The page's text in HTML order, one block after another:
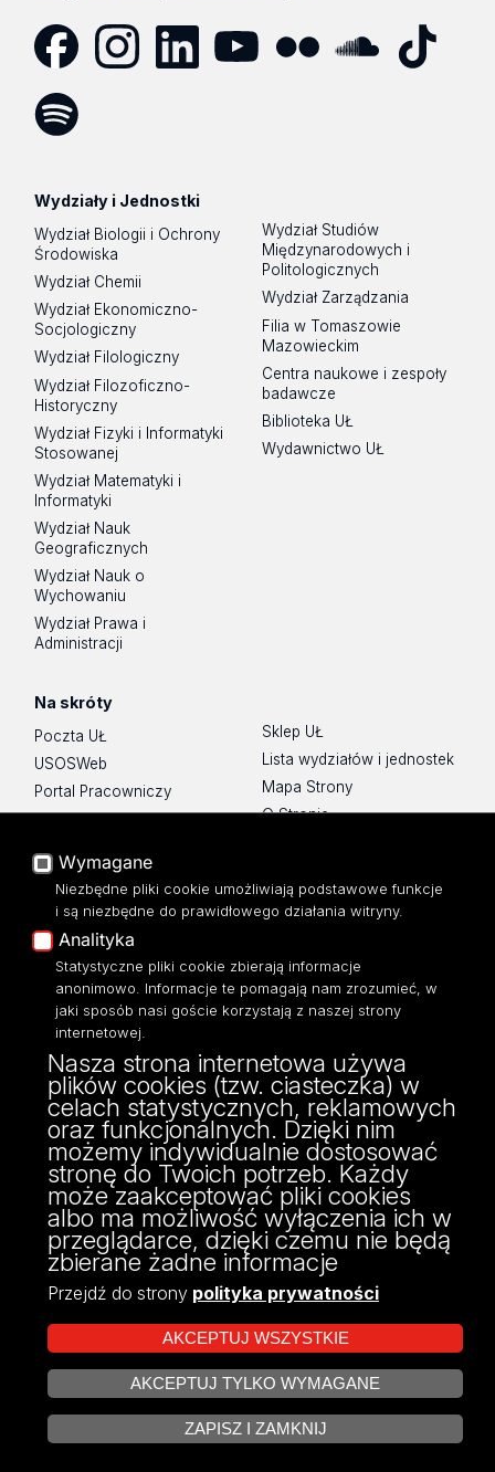
Wydziały i Jednostki
Wydział Biologii i Ochrony
Środowiska
Wydział Chemii
Wydział Ekonomiczno-
Socjologiczny
Wydział Filologiczny
Wydział Filozoficzno-
Historyczny
Wydział Fizyki i Informatyki
Stosowanej
Wydział Matematyki i
Informatyki
Wydział Nauk
Geograficznych
Wydział Nauk o
Wychowaniu
Wydział Prawa i
Administracji
Wydział Studiów
Międzynarodowych i
Politologicznych
Wydział Zarządzania
Filia w Tomaszowie
Mazowieckim
Centra naukowe i zespoły
badawcze
Biblioteka UŁ
Wydawnictwo UŁ
Na skróty
Poczta UŁ
USOSWeb
Portal Pracowniczy
Baza Aktów Własnych
Moodle
Eksperci UŁ
Polityka Prywatności
Dostępność
Sklep UŁ
Lista wydziałów i jednostek
Mapa Strony
O Stronie
ul. Narutowicza 68, 90-136 Łódź
NIP: 724 000 32 43
Adres do doręczeń elektronicznych (ADE):
AE:PL-74796-17640-IHHIV-17
KONTAKT
Projekt Multiportalu UŁ współfinansowany z funduszy Unii Europejskiej w
ramach konkursu NCBR
Wymagane
Niezbędne pliki cookie umożliwiają podstawowe funkcje
i są niezbędne do prawidłowego działania witryny.
Analityka
Statystyczne pliki cookie zbierają informacje
anonimowo. Informacje te pomagają nam zrozumieć, w
jaki sposób nasi goście korzystają z naszej strony
internetowej.
Nasza strona internetowa używa
plików cookies (tzw. ciasteczka) w
celach statystycznych, reklamowych
oraz funkcjonalnych. Dzięki nim
możemy indywidualnie dostosować
stronę do Twoich potrzeb. Każdy
może zaakceptować pliki cookies
albo ma możliwość wyłączenia ich w
przeglądarce, dzięki czemu nie będą
zbierane żadne informacje
Przejdź do strony polityka prywatności
AKCEPTUJ WSZYSTKIE
AKCEPTUJ TYLKO WYMAGANE
ZAPISZ I ZAMKNIJ
ZARZĄDZAJ COOKIES